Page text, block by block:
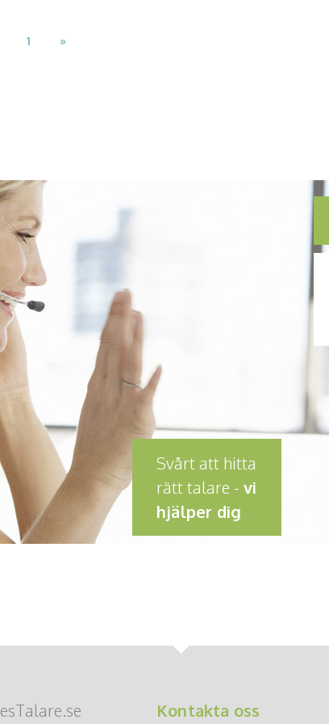
1 »
Svårt att hitta
rätt talare - vi
hjälper dig
Kontakta oss